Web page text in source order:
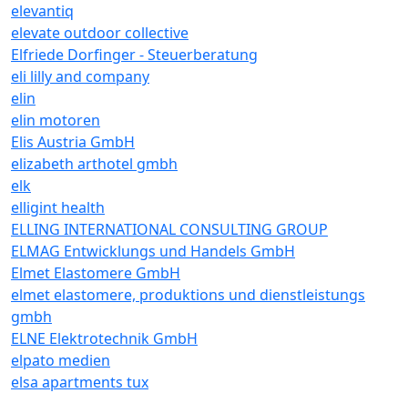
elevantiq
elevate outdoor collective
Elfriede Dorfinger - Steuerberatung
eli lilly and company
elin
elin motoren
Elis Austria GmbH
elizabeth arthotel gmbh
elk
elligint health
ELLING INTERNATIONAL CONSULTING GROUP
ELMAG Entwicklungs und Handels GmbH
Elmet Elastomere GmbH
elmet elastomere, produktions und dienstleistungs
gmbh
ELNE Elektrotechnik GmbH
elpato medien
elsa apartments tux